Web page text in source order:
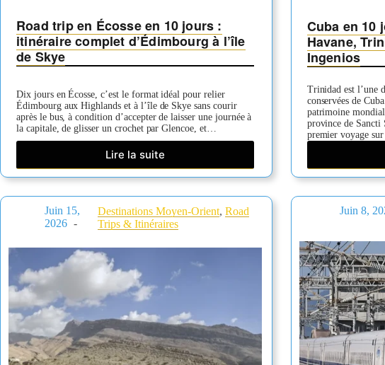
Road trip en Écosse en 10 jours :
itinéraire complet d’Édimbourg à l’île
de Skye
Dix jours en Écosse, c’est le format idéal pour relier
Édimbourg aux Highlands et à l’île de Skye sans courir
après le bus, à condition d’accepter de laisser une journée à
la capitale, de glisser un crochet par Glencoe, et…
Lire la suite
Road
trip
Écosse
en
10
itinéraire
complet
d’Édimbourg
à
l’île
de
Skye
Cuba en 10
Havane,
Ingenios
Trinidad est l’une
conservées de
patrimoine
province de Sancti
premier voyage
Juin 15,
2026
Destinations Moyen-Orient,Road
Trips & Itinéraires
Juin 8,